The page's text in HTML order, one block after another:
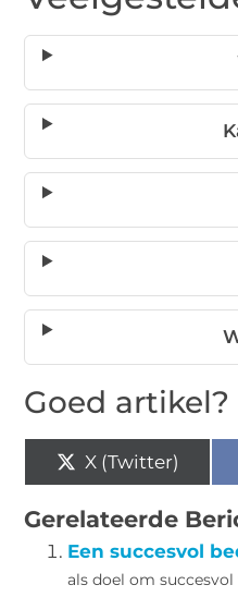
Goed
X (Twitter)
Gerelateerde
Een succesvol
als doel om